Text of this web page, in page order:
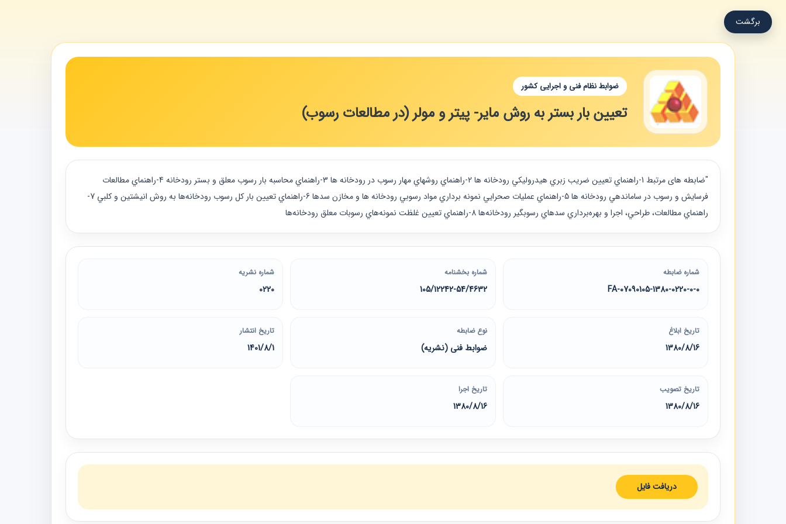
برگشت
ضوابط نظام فنی و اجرایی کشور
تعیین بار بستر به روش مایر- پیتر و مولر (در مطالعات رسوب)
"ضابطه های مرتبط 1-راهنماي تعيين ضريب زبري هيدروليكي رودخانه ها 2-راهنماي روشهاي مهار رسوب در رودخانه ها 3-راهنماي محاسبه بار رسوب معلق و بستر رودخانه 4-راهنماي مطالعات
فرسايش و رسوب در ساماندهي رودخانه ها 5-راهنماي عمليات صحرايي نمونه برداري مواد رسوبي رودخانه ها و مخازن سدها 6-راهنماي تعيين بار كل رسوب رودخانه‌ها به روش انيشتين و كلبي 7-
راهنماي مطالعات، طراحي، اجرا و بهره‌برداري سدهاي رسوبگير رودخانه‌ها 8-راهنماي تعيين غلظت نمونه‌هاي رسوبات معلق رودخانه‌ها
شماره ضابطه
07090105-1380-0220-0-0-FA
شماره بخشنامه
105/12242-54/4632
شماره نشریه
0220
تاریخ ابلاغ
1380/8/16
نوع ضابطه
ضوابط فنی (نشریه)
تاریخ انتشار
1401/8/1
تاریخ تصویب
1380/8/16
تاریخ اجرا
1380/8/16
دریافت فایل